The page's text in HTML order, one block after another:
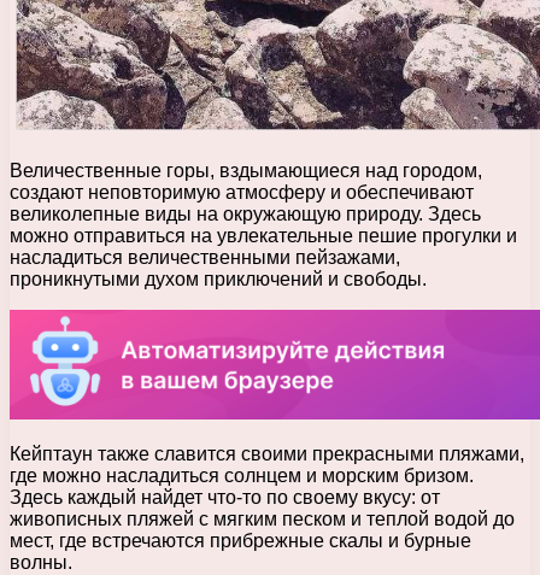
Величественные горы, вздымающиеся над городом,
создают неповторимую атмосферу и обеспечивают
великолепные виды на окружающую природу. Здесь
можно отправиться на увлекательные пешие прогулки и
насладиться величественными пейзажами,
проникнутыми духом приключений и свободы.
Кейптаун также славится своими прекрасными пляжами,
где можно насладиться солнцем и морским бризом.
Здесь каждый найдет что-то по своему вкусу: от
живописных пляжей с мягким песком и теплой водой до
мест, где встречаются прибрежные скалы и бурные
волны.